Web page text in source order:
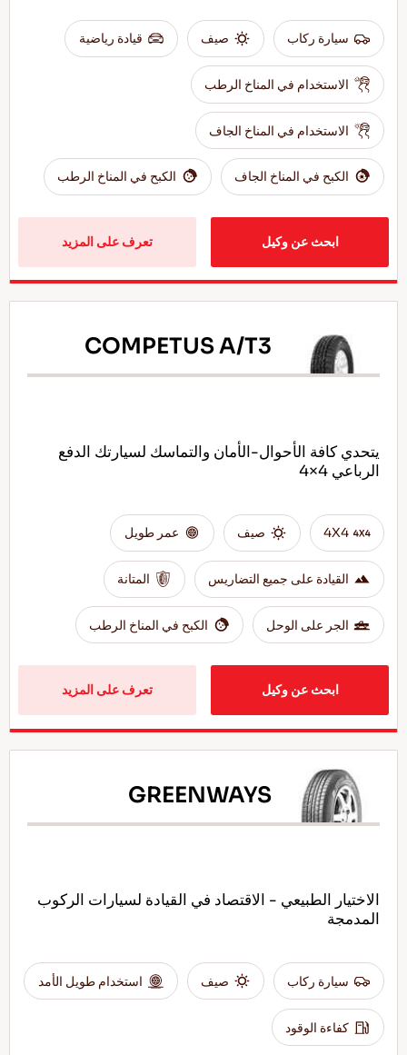
سيارة ركاب صيف قيادة رياضية
الاستخدام في المناخ الرطب
الاستخدام في المناخ الجاف
الكبح في المناخ الجاف الكبح في المناخ الرطب
ابحث عن وكيل تعرف على المزيد
COMPETUS A/T3
يتحدي كافة الأحوال-الأمان والتماسك لسيارتك الدفع
الرباعي 4×4
4X4 صيف عمر طويل
القيادة على جميع التضاريس المتانة
الجر على الوحل الكبح في المناخ الرطب
ابحث عن وكيل تعرف على المزيد
GREENWAYS
الاختيار الطبيعي - الاقتصاد في القيادة لسيارات الركوب
المدمجة
سيارة ركاب صيف استخدام طويل الأمد
كفاءة الوقود